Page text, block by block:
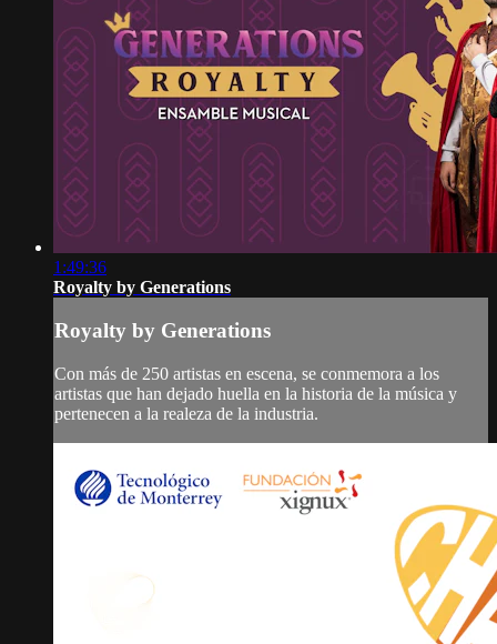
1:49:36
Royalty by Generations
Royalty by Generations
Con más de 250 artistas en escena, se conmemora a los
artistas que han dejado huella en la historia de la música y
pertenecen a la realeza de la industria.